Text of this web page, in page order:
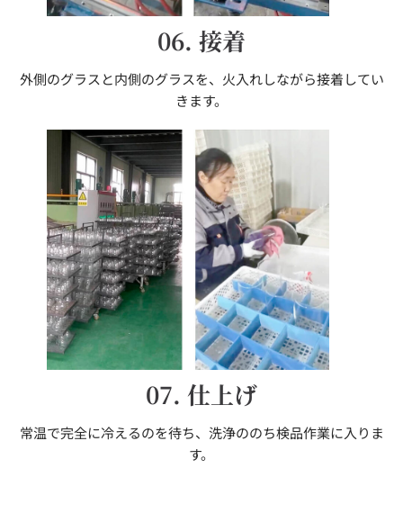
06. 接着
外側のグラスと内側のグラスを、火入れしながら接着してい
きます。
07. 仕上げ
常温で完全に冷えるのを待ち、洗浄ののち検品作業に入りま
す。